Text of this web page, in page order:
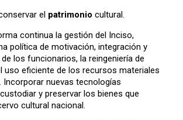
el patrimonio cultural.
continua la gestión del Inciso,
política de motivación, integración y
los funcionarios, la reingeniería de
uso eficiente de los recursos materiales
Incorporar nuevas tecnologías
y preservar los bienes que
cultural nacional.